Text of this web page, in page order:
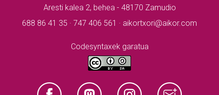
Aresti kalea 2, behea - 48170 Zamudio
688 86 41 35 · 747 406 561 · aikortxori@aikor.com
Codesyntaxek garatua